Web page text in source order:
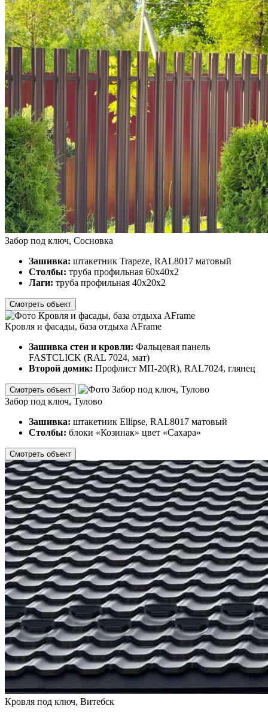
Забор под ключ, Сосновка
Зашивка: штакетник Trapeze, RAL8017 матовый
Столбы: труба профильная 60х40х2
Лаги: труба профильная 40х20х2
Смотреть объект
Кровля и фасады, база отдыха AFrame
Зашивка стен и кровли: Фальцевая панель
FASTCLICK (RAL 7024, мат)
Второй домик: Профлист МП-20(R), RAL7024, глянец
Смотреть объект
Забор под ключ, Тулово
Зашивка: штакетник Ellipse, RAL8017 матовый
Столбы: блоки «Козинак» цвет «Сахара»
Смотреть объект
Кровля под ключ, Витебск